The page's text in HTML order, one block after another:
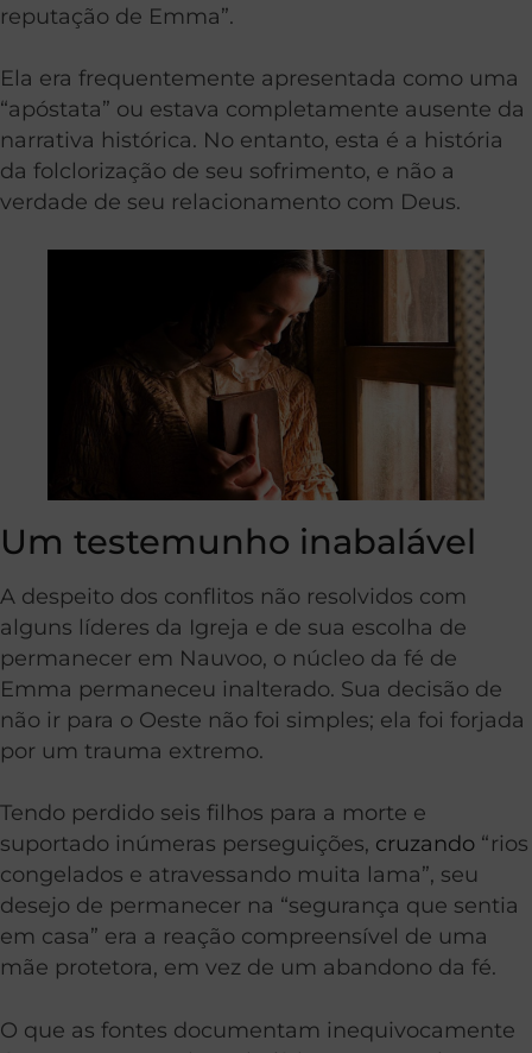
reputação de Emma”.
Ela era frequentemente apresentada como uma
“apóstata” ou estava completamente ausente da
narrativa histórica. No entanto, esta é a história
da folclorização de seu sofrimento, e não a
verdade de seu relacionamento com Deus.
Um testemunho inabalável
A despeito dos conflitos não resolvidos com
alguns líderes da Igreja e de sua escolha de
permanecer em Nauvoo, o núcleo da fé de
Emma permaneceu inalterado. Sua decisão de
não ir para o Oeste não foi simples; ela foi forjada
por um trauma extremo.
Tendo perdido seis filhos para a morte e
suportado inúmeras perseguições, cruzando “rios
congelados e atravessando muita lama”, seu
desejo de permanecer na “segurança que sentia
em casa” era a reação compreensível de uma
mãe protetora, em vez de um abandono da fé.
O que as fontes documentam inequivocamente